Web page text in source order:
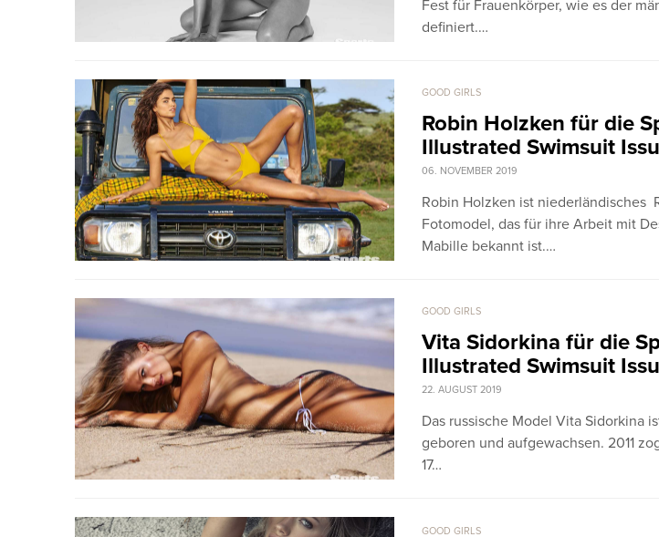
Fest für Frauenkörper, wie es der
definiert.…
GOOD GIRLS
Robin Holzken für die
Illustrated Swimsuit
06. NOVEMBER 2019
Robin Holzken ist niederländisches
Fotomodel, das für ihre Arbeit mit
Mabille bekannt ist.…
GOOD GIRLS
Vita Sidorkina für die
Illustrated Swimsuit
22. AUGUST 2019
Das russische Model Vita Sidorkina
geboren und aufgewachsen. 2011
17…
GOOD GIRLS